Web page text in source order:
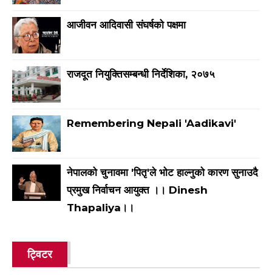
आजीवन आदिवासी संघर्षको पक्षमा
राजदूत नियुक्तिसम्बन्धी निर्देशिका, २०७५
Remembering Nepali 'Aadikavi'
नेपालको चुनावमा 'पितृ'ले भाेट हाल्नुकाे कारण सुनाउदै
प्रमुख निर्वाचन आयुक्त ।। Dinesh
Thapaliya।।
ट्विटर